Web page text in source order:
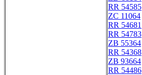
RR 54585
ZC 11064
RR 54681
RR 54783
ZB 55364
RR 54368
ZB 93664
RR 54486